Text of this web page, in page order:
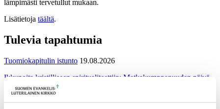
lämpimästi tervetullut mukaan.
Lisätietoja täältä.
Tulevia tapahtumia
Tuomiokapitulin istunto 19.08.2026
Ikkunoita kristilliseen spiritualiteettiin: Matkakumppanuuden päivä
runojen, taiteen ja luonnon äärellä
Toimistoväen verkostotapaaminen 08.09.2026